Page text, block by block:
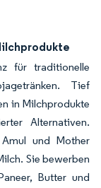
für traditionelle
Tief
in Milchprodukte
Alternativen.
und Mother
Sie bewerben
Butter und